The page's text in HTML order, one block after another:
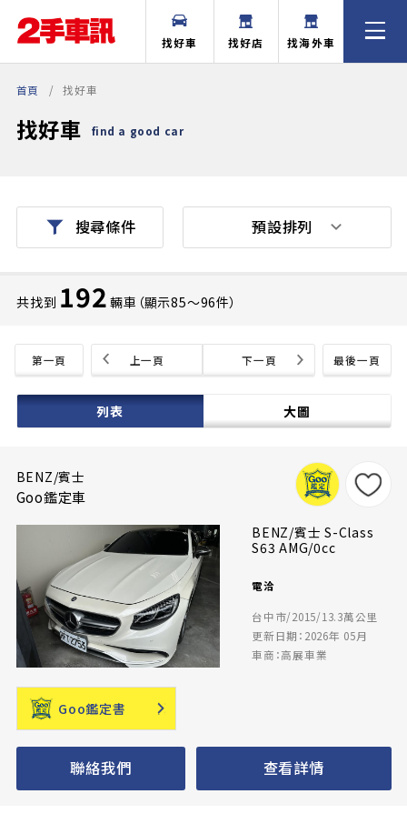
找好車 找好店 找海外車
首頁 找好車
找好車 find a good car
搜尋條件
共找到 192 輛車（顯示85〜96件）
第一頁 最後一頁
上一頁 下一頁
列表 大圖
預設排列
BENZ/賓士
Goo鑑定車
BENZ/賓士 S-Class
S63 AMG/0cc
電洽
台中市/2015/13.3萬公里
更新日期：2026年 05月
車商：高展車業
Goo鑑定書
聯絡我們 查看詳情